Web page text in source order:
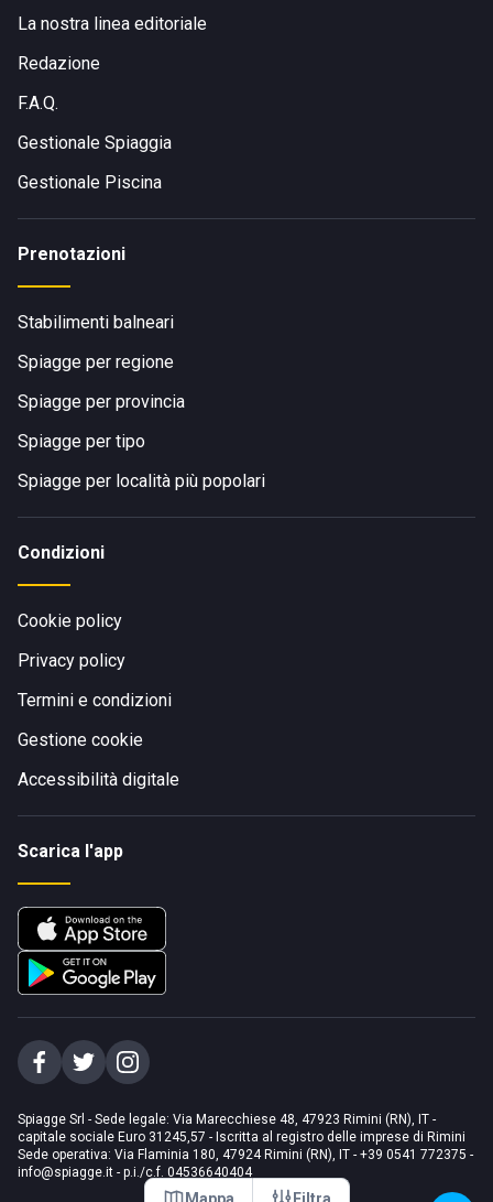
La nostra linea editoriale
Redazione
F.A.Q.
Gestionale Spiaggia
Gestionale Piscina
Prenotazioni
Stabilimenti balneari
Spiagge per regione
Spiagge per provincia
Spiagge per tipo
Spiagge per località più popolari
Condizioni
Cookie policy
Privacy policy
Termini e condizioni
Gestione cookie
Accessibilità digitale
Scarica l'app
Spiagge Srl - Sede legale: Via Marecchiese 48, 47923 Rimini (RN), IT -
capitale sociale Euro 31245,57 - Iscritta al registro delle imprese di Rimini
Sede operativa: Via Flaminia 180, 47924 Rimini (RN), IT - +39 0541 772375 -
info@spiagge.it - p.i./c.f. 04536640404